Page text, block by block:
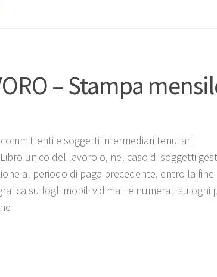
– Stampa
committenti e soggetti intermediari tenutari
unico del lavoro o, nel caso di soggetti
al periodo di paga precedente, entro la fine
su fogli mobili vidimati e numerati su